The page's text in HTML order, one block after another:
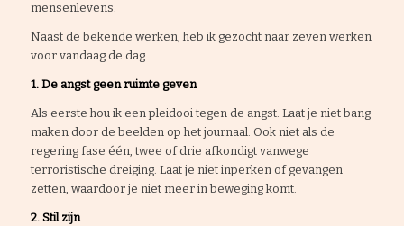
mensenlevens.
Naast de bekende werken, heb ik gezocht naar zeven werken
voor vandaag de dag.
1. De angst geen ruimte geven
Als eerste hou ik een pleidooi tegen de angst. Laat je niet bang
maken door de beelden op het journaal. Ook niet als de
regering fase één, twee of drie afkondigt vanwege
terroristische dreiging. Laat je niet inperken of gevangen
zetten, waardoor je niet meer in beweging komt.
2. Stil zijn